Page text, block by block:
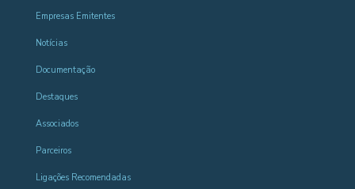
Empresas Emitentes
Notícias
Documentação
Destaques
Associados
Parceiros
Ligações Recomendadas